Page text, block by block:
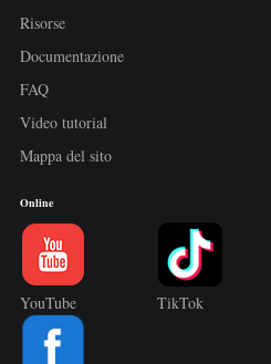
Risorse
Documentazione
FAQ
Video tutorial
Mappa del sito
Online
YouTube TikTok